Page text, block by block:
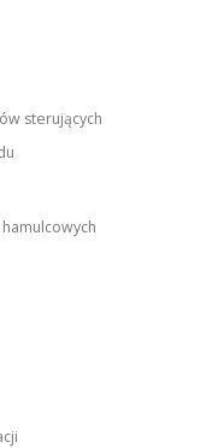
sterujących